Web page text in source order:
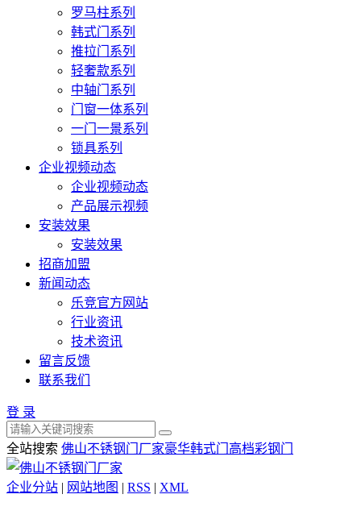
罗马柱系列
韩式门系列
推拉门系列
轻奢款系列
中轴门系列
门窗一体系列
一门一景系列
锁具系列
企业视频动态
企业视频动态
产品展示视频
安装效果
安装效果
招商加盟
新闻动态
乐竞官方网站
行业资讯
技术资讯
留言反馈
联系我们
登 录
全站搜索 佛山不锈钢门厂家豪华韩式门 高档彩钢门
企业分站 | 网站地图 | RSS | XML